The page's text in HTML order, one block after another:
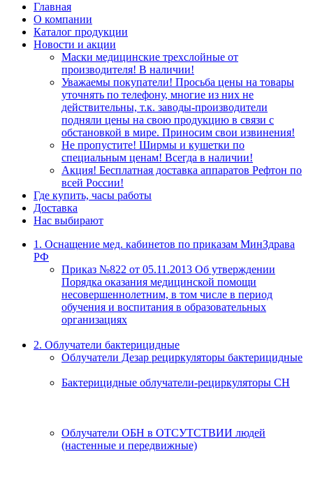
Главная
О компании
Каталог продукции
Новости и акции
Маски медицинские трехслойные от
производителя! В наличии!
Уважаемы покупатели! Просьба цены на товары
уточнять по телефону, многие из них не
действительны, т.к. заводы-производители
подняли цены на свою продукцию в связи с
обстановкой в мире. Приносим свои извинения!
Не пропустите! Ширмы и кушетки по
специальным ценам! Всегда в наличии!
Акция! Бесплатная доставка аппаратов Рефтон по
всей России!
Где купить, часы работы
Доставка
Нас выбирают
1. Оснащение мед. кабинетов по приказам МинЗдрава
РФ
Приказ №822 от 05.11.2013 Об утверждении
Порядка оказания медицинской помощи
несовершеннолетним, в том числе в период
обучения и воспитания в образовательных
организациях
2. Облучатели бактерицидные
Облучатели Дезар рециркуляторы бактерицидные
Бактерицидные облучатели-рециркуляторы СН
Облучатели ОБН в ОТСУТСТВИИ людей
(настенные и передвижные)